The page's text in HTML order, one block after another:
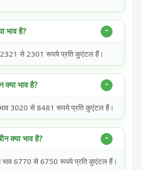
भाव है?
2321 से 2301 रूपये प्रति कुएंटल हैं।
क्या भाव है?
3020 से 8481 रूपये प्रति कुएंटल हैं।
क्या भाव है?
भाव 6770 से 6750 रूपये प्रति कुएंटल हैं।